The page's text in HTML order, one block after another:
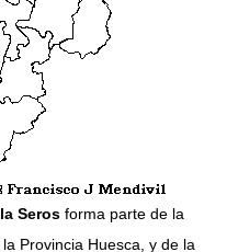
Serosforma parte de la
Provincia Huesca, y de la